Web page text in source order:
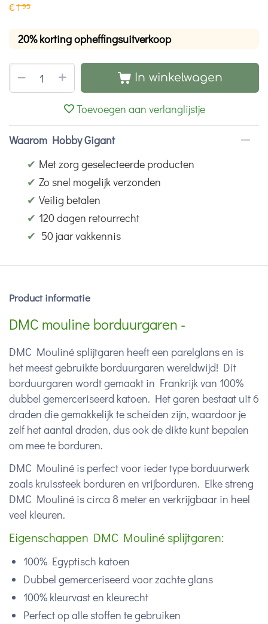
€195
20% korting opheffingsuitverkoop
+
− In winkelwagen
Toevoegen aan verlanglijstje
Waarom Hobby Gigant
✔ Met zorg geselecteerde producten
✔ Zo snel mogelijk verzonden
✔ Veilig betalen
✔ 120 dagen retourrecht
✔ 50 jaar vakkennis
Product informatie
DMC mouline borduurgaren -
DMC Mouliné splijtgaren heeft een parelglans en is
het meest gebruikte borduurgaren wereldwijd! Dit
borduurgaren wordt gemaakt in Frankrijk van 100%
dubbel gemerceriseerd katoen. Het garen bestaat uit 6
draden die gemakkelijk te scheiden zijn, waardoor je
zelf het aantal draden, dus ook de dikte kunt bepalen
om mee te borduren.
DMC Mouliné is perfect voor ieder type borduurwerk
zoals kruissteek borduren en vrijborduren. Elke streng
DMC Mouliné is circa 8 meter en verkrijgbaar in heel
veel kleuren.
Eigenschappen DMC Mouliné splijtgaren:
100% Egyptisch katoen
Dubbel gemerceriseerd voor zachte glans
100% kleurvast en kleurecht
Perfect op alle stoffen te gebruiken